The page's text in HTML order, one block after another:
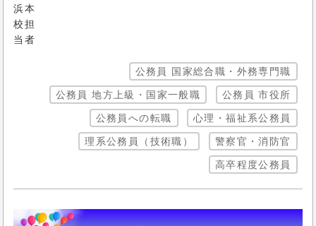
公務員 国家総合職・外務専門職
公務員 地方上級・国家一般職
公務員 市役所
公務員への転職
心理・福祉系公務員
理系公務員（技術職）
警察官・消防官
高卒程度公務員